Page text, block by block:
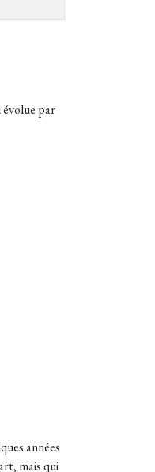
évolue par
années
mais qui